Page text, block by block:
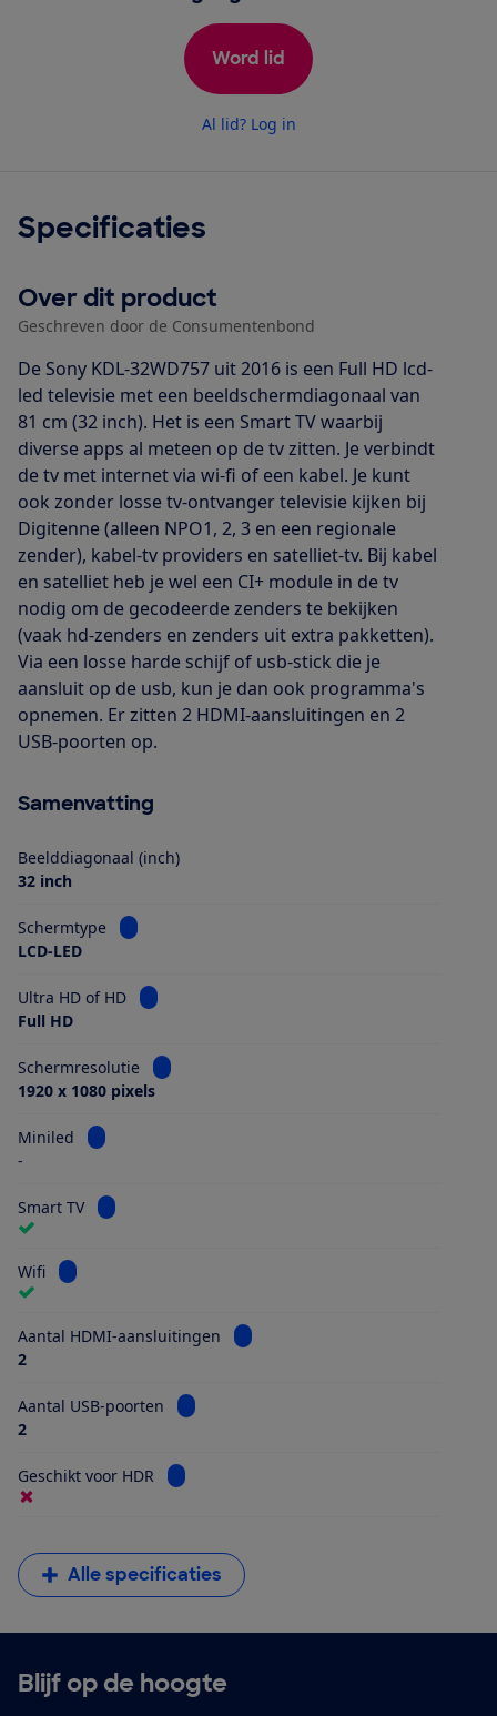
Word lid
Al lid? Log in
Specificaties
Over dit product
Geschreven door de Consumentenbond
De Sony KDL-32WD757 uit 2016 is een Full HD lcd-
led televisie met een beeldschermdiagonaal van
81 cm (32 inch). Het is een Smart TV waarbij
diverse apps al meteen op de tv zitten. Je verbindt
de tv met internet via wi-fi of een kabel. Je kunt
ook zonder losse tv-ontvanger televisie kijken bij
Digitenne (alleen NPO1, 2, 3 en een regionale
zender), kabel-tv providers en satelliet-tv. Bij kabel
en satelliet heb je wel een CI+ module in de tv
nodig om de gecodeerde zenders te bekijken
(vaak hd-zenders en zenders uit extra pakketten).
Via een losse harde schijf of usb-stick die je
aansluit op de usb, kun je dan ook programma's
opnemen. Er zitten 2 HDMI-aansluitingen en 2
USB-poorten op.
Samenvatting
Beelddiagonaal (inch)
32 inch
Schermtype
Bekijk informatie voor Schermtype
LCD-LED
Ultra HD of HD
Bekijk informatie voor Ultra HD of HD
Full HD
Schermresolutie
Bekijk informatie voor Schermresolutie
1920 x 1080 pixels
Miniled
Bekijk informatie voor Miniled
-
Smart TV Bekijk informatie voor Smart TV
Wifi Bekijk informatie voor Wifi
Aantal HDMI-aansluitingen
Bekijk informatie voor Aantal
2
Aantal USB-poorten
Bekijk informatie voor Aantal USB-poorten
2
Geschikt voor HDR Bekijk informatie voor Geschikt voor HDR
Alle specificaties
Blijf op de hoogte